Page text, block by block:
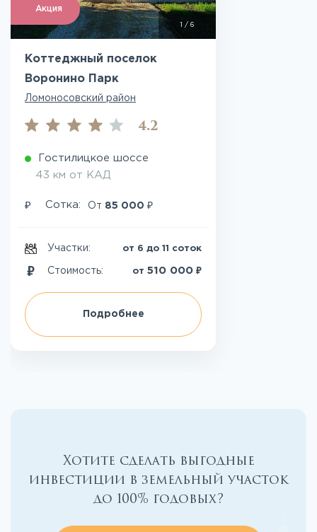
Акция
/ 6
Коттеджный поселок
Воронино Парк
Ломоносовский район
4.2
Гостилицкое шоссе
43 км от КАД
₽ Сотка: От 85 000 ₽
Участки: от 6 до 11 соток
Стоимость: от 510 000 ₽
Подробнее
Хотите сделать выгодные
инвестиции в земельный участок
до 100% годовых?